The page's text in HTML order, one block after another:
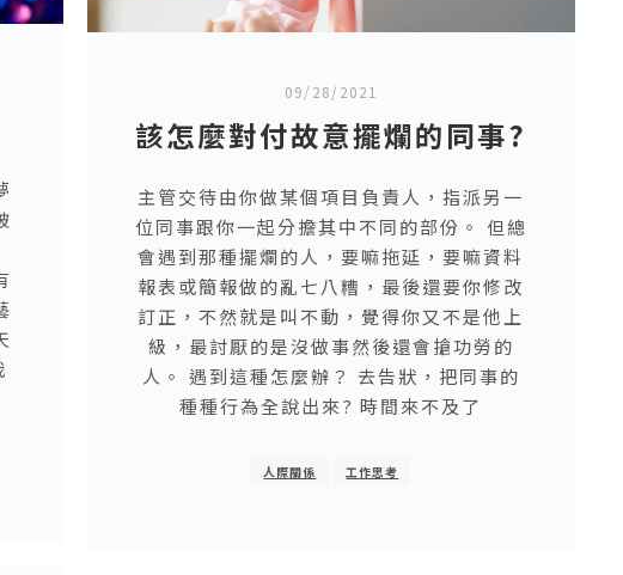
09/28/2021
該怎麼對付故意擺爛的同事?
主管交待由你做某個項目負責人，指派另一
位同事跟你一起分擔其中不同的部份。 但總
會遇到那種擺爛的人，要嘛拖延，要嘛資料
報表或簡報做的亂七八糟，最後還要你修改
訂正，不然就是叫不動，覺得你又不是他上
級，最討厭的是沒做事然後還會搶功勞的
人。 遇到這種怎麼辦？ 去告狀，把同事的
種種行為全說出來? 時間來不及了
人際關係 工作思考